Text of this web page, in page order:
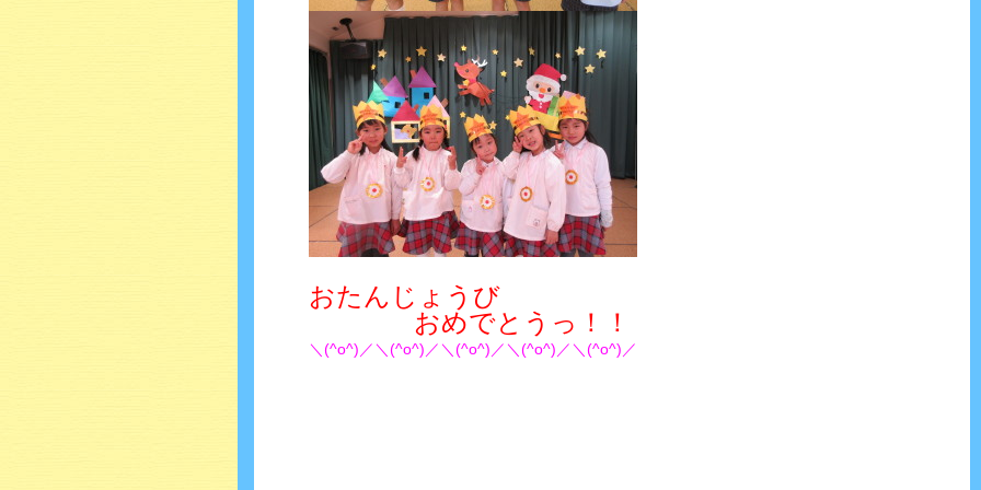
おたんじょうび
おめでとうっ！！
＼(^o^)／＼(^o^)／＼(^o^)／＼(^o^)／＼(^o^)／